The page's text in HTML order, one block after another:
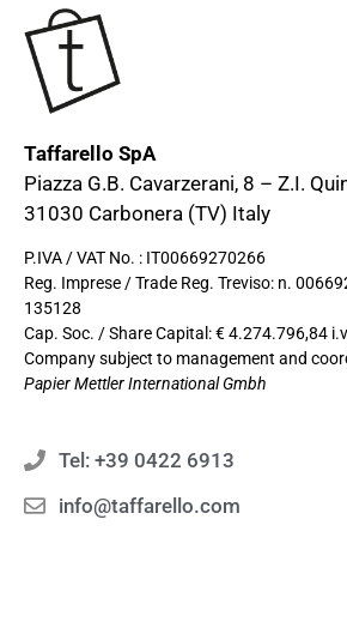
Taffarello SpA
Piazza G.B. Cavarzerani, 8 – Z.I.
31030 Carbonera (TV) Italy
P.IVA / VAT No. : IT00669270266
Reg. Imprese / Trade Reg. Treviso: n.
135128
Cap. Soc. / Share Capital: € 4.274.796,84
Company subject to management and
Papier Mettler International Gmbh
Tel: +39 0422 6913
info@taffarello.com